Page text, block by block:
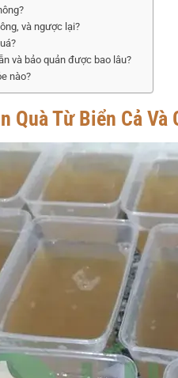
và ngược lại?
và bảo quản được bao lâu?
nào?
Quà Từ Biển Cả Và